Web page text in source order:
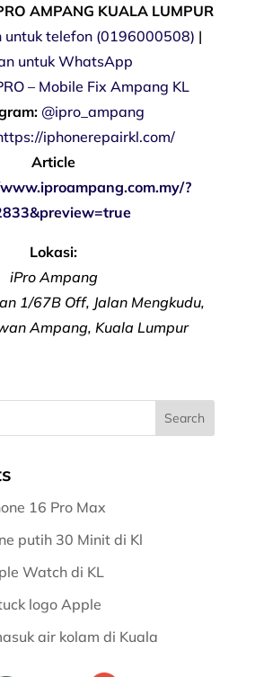
AMPANG KUALA LUMPUR
untuk telefon (0196000508) |
untuk WhatsApp
– Mobile Fix Ampang KL
@ipro_ampang
iphonerepairkl.com/
Article
?
Lokasi:
iPro Ampang
1/67B Off, Jalan Mengkudu,
Ampang, Kuala Lumpur
16 Pro Max
putih 30 Minit di Kl
Watch di KL
logo Apple
air kolam di Kuala